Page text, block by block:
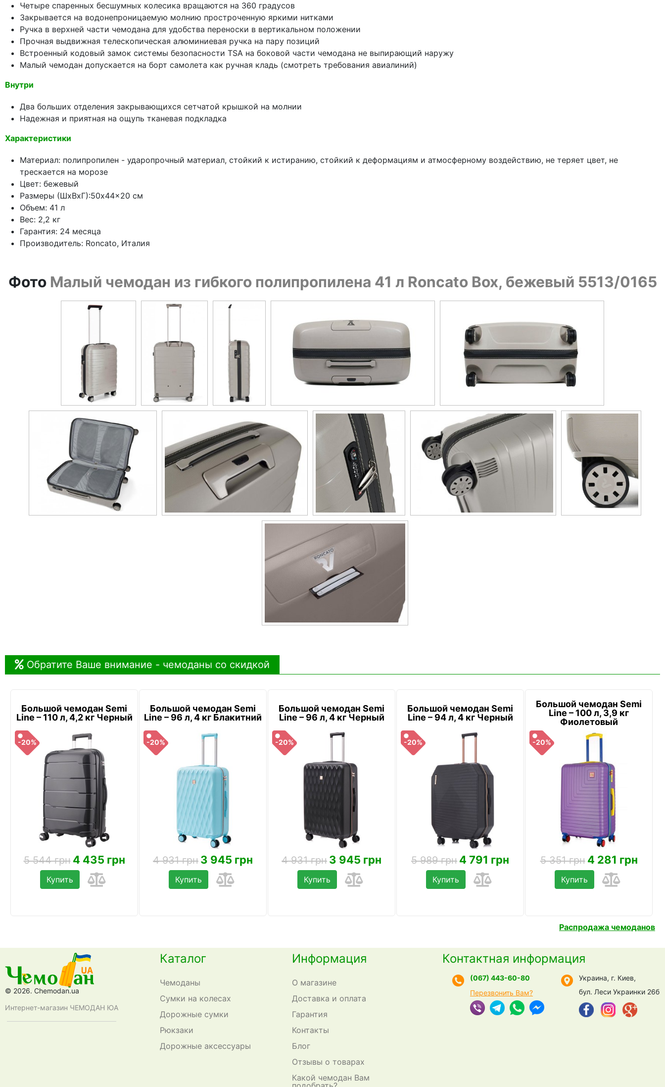
Четыре спаренных бесшумных колесика вращаются на 360 градусов
Закрывается на водонепроницаемую молнию простроченную яркими нитками
Ручка в верхней части чемодана для удобства переноски в вертикальном положении
Прочная выдвижная телескопическая алюминиевая ручка на пару позиций
Встроенный кодовый замок системы безопасности TSA на боковой части чемодана не выпирающий наружу
Малый чемодан допускается на борт самолета как ручная кладь (смотреть требования авиалиний)
Внутри
Два больших отделения закрывающихся сетчатой крышкой на молнии
Надежная и приятная на ощупь тканевая подкладка
Характеристики
Материал: полипропилен - ударопрочный материал, стойкий к истиранию, стойкий к деформациям и атмосферному воздействию, не теряет цвет, не
трескается на морозе
Цвет: бежевый
Размеры (ШхВхГ):50x44x20 см
Объем: 41 л
Вес: 2,2 кг
Гарантия: 24 месяца
Производитель: Roncato, Италия
Фото Малый чемодан из гибкого полипропилена 41 л Roncato Box, бежевый 5513/0165
Обратите Ваше внимание - чемоданы со скидкой
Большой чемодан Semi
Line – 110 л, 4,2 кг Черный
-20%
5 544 грн 4 435 грн
Купить
Большой чемодан Semi
Line – 96 л, 4 кг Блакитний
-20%
4 931 грн 3 945 грн
Купить
Большой чемодан Semi
Line – 96 л, 4 кг Черный
-20%
4 931 грн 3 945 грн
Купить
Большой чемодан Semi
Line – 94 л, 4 кг Черный
-20%
5 989 грн 4 791 грн
Купить
Большой чемодан Semi
Line – 100 л, 3,9 кг
Фиолетовый
-20%
5 351 грн 4 281 грн
Купить
Распродажа чемоданов
© 2026. Chemodan.ua
Интернет-магазин ЧЕМОДАН ЮА
Каталог
Чемоданы
Сумки на колесах
Дорожные сумки
Рюкзаки
Дорожные аксессуары
Информация
О магазине
Доставка и оплата
Гарантия
Контакты
Блог
Отзывы о товарах
Какой чемодан Вам
Контактная информация
(067) 443-60-80
Перезвонить Вам?
Украина, г. Киев,
бул. Леси Украинки 26б